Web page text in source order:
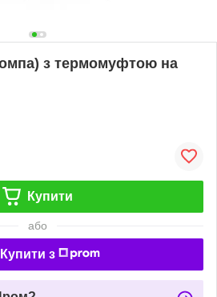
з термомуфтою на
Купити
або
Купити з